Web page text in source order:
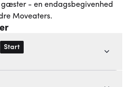
- en endagsbegivenhed
Moveaters.
Start